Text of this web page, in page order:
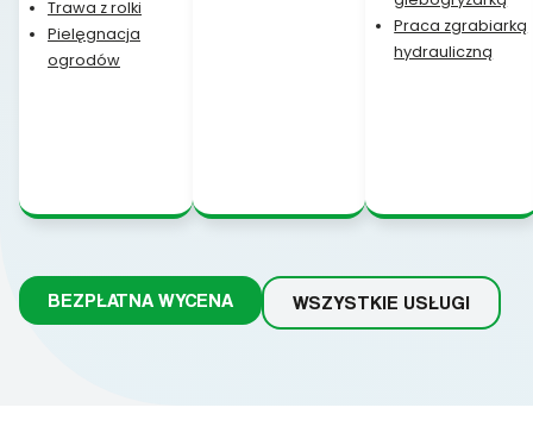
Trawa z rolki
Pielęgnacja
ogrodów
Praca zgrabiarką
hydrauliczną
BEZPŁATNA WYCENA WSZYSTKIE USŁUGI